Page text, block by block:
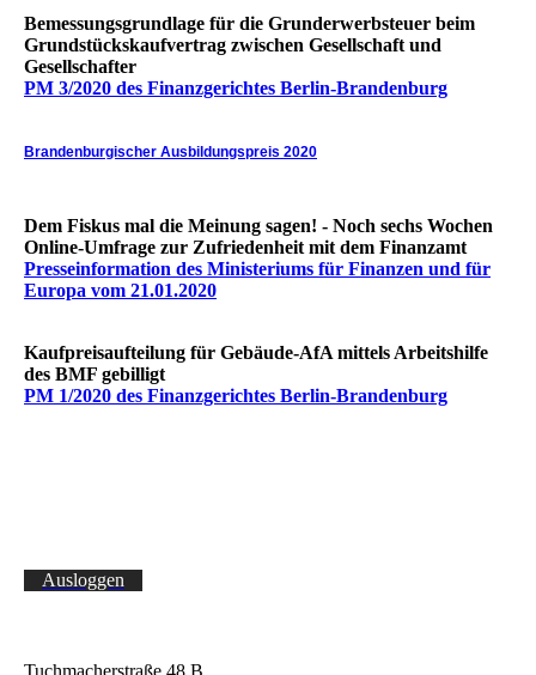
Bemessungsgrundlage für die Grunderwerbsteuer beim
Grundstückskaufvertrag zwischen Gesellschaft und
Gesellschafter
PM 3/2020 des Finanzgerichtes Berlin-Brandenburg
Brandenburgischer Ausbildungspreis 2020
Dem Fiskus mal die Meinung sagen! - Noch sechs Wochen
Online-Umfrage zur Zufriedenheit mit dem Finanzamt
Presseinformation des Ministeriums für Finanzen und für
Europa vom 21.01.2020
Kaufpreisaufteilung für Gebäude-AfA mittels Arbeitshilfe
des BMF gebilligt
PM 1/2020 des Finanzgerichtes Berlin-Brandenburg
Ausloggen